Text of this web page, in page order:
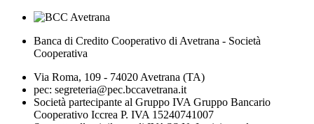
Banca di Credito Cooperativo di Avetrana - Società
Cooperativa
Via Roma, 109 - 74020 Avetrana (TA)
pec: segreteria@pec.bccavetrana.it
Società partecipante al Gruppo IVA Gruppo Bancario
Cooperativo Iccrea P. IVA 15240741007